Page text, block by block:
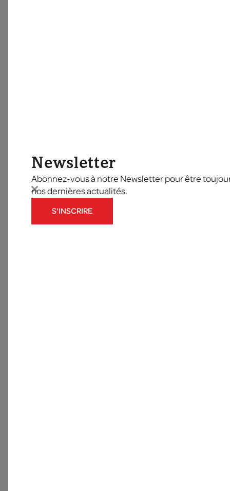
Newsletter
Abonnez-vous à notre Newsletter pour être
nos dernières actualités.
S'INSCRIRE